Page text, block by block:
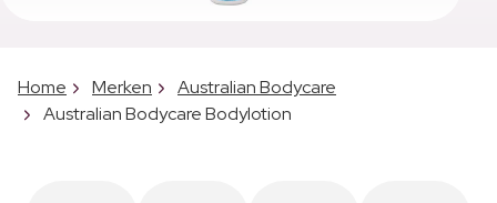
Home Merken
Australian Bodycare
Australian Bodycare Bodylotion